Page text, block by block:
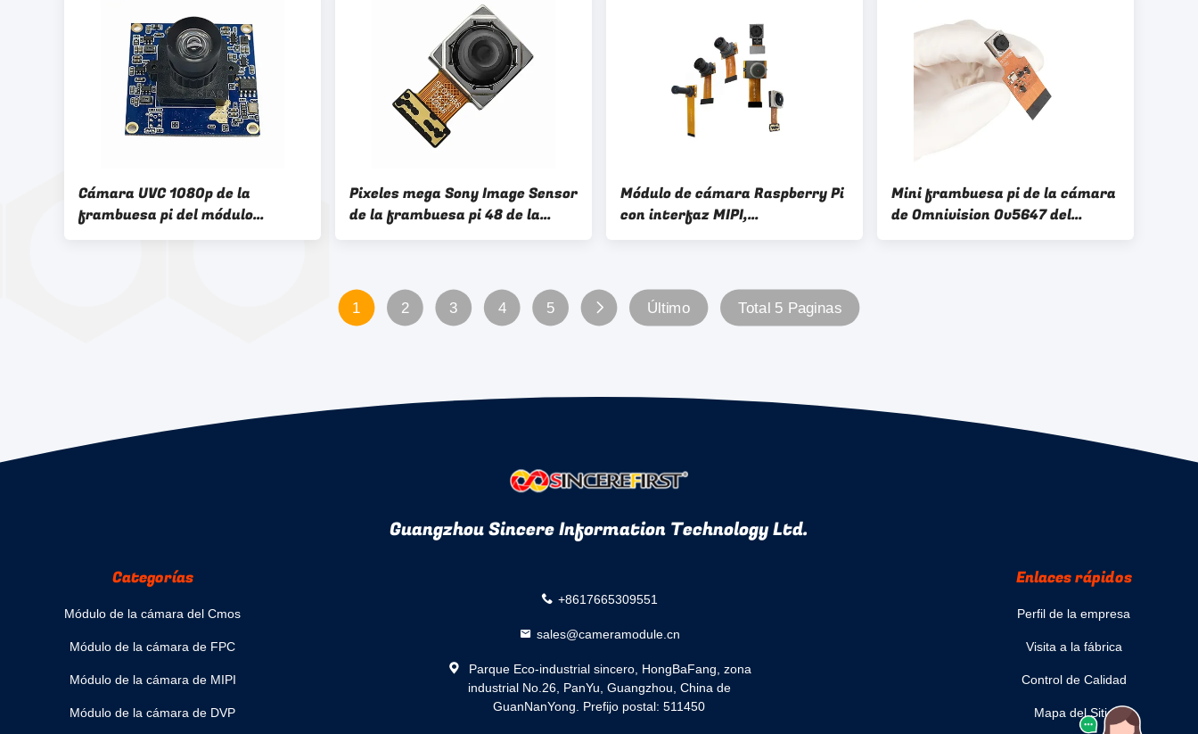
Cámara UVC 1080p de la
frambuesa pi del módulo
USB3.0 de la cámara de la alta
Pixeles mega Sony Image Sensor
de la frambuesa pi 48 de la
cámara de 48MP imx586 Mipi
Módulo de cámara Raspberry Pi
con interfaz MIPI,
compatibilidad con enfoque
Mini frambuesa pi de la cámara
de Omnivision Ov5647 del
módulo de la cámara de 5mp
1 2 3 4 5 Último Total 5 Paginas
Guangzhou Sincere Information Technology Ltd.
Categorías
Módulo de la cámara del Cmos
Módulo de la cámara de FPC
Módulo de la cámara de MIPI
Módulo de la cámara de DVP
+8617665309551
sales@cameramodule.cn
Parque Eco-industrial sincero, HongBaFang, zona
industrial No.26, PanYu, Guangzhou, China de
GuanNanYong. Prefijo postal: 511450
Enlaces rápidos
Perfil de la empresa
Visita a la fábrica
Control de Calidad
Mapa del Sitio